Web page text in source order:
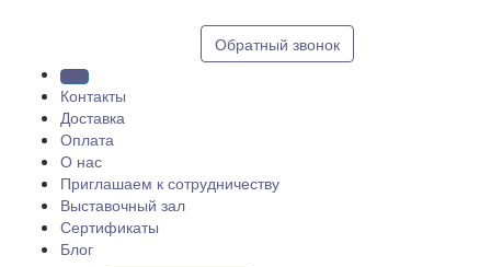
Обратный звонок
Контакты
Доставка
Оплата
О нас
Приглашаем к сотрудничеству
Выставочный зал
Сертификаты
Блог